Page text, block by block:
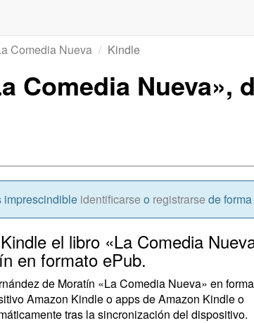
Comedia Nueva Kindle
Comedia Nueva»,
imprescindible identificarse o registrarse de
el libro «La Comedia
en formato ePub.
de Moratín «La Comedia Nueva» en
Amazon Kindle o apps de Amazon Kindle o
tras la sincronización del dispositivo.